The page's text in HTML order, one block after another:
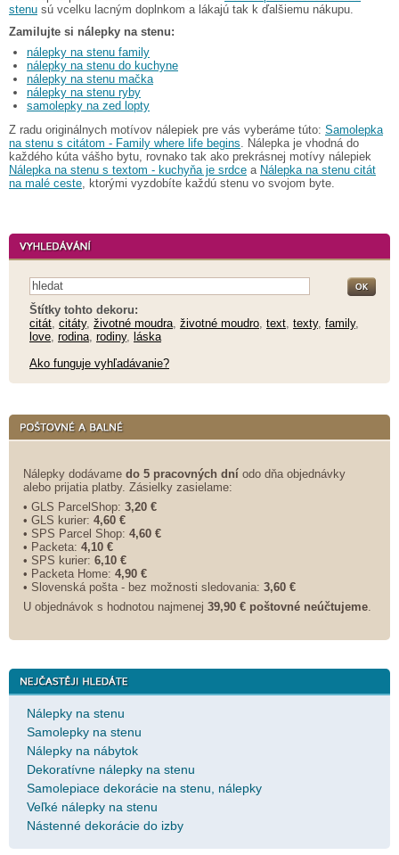
stenu sú vcelku lacným doplnkom a lákajú tak k ďalšiemu nákupu.
Zamilujte si nálepky na stenu:
nálepky na stenu family
nálepky na stenu do kuchyne
nálepky na stenu mačka
nálepky na stenu ryby
samolepky na zed lopty
Z radu originálnych motívov nálepiek pre vás vyberáme túto: Samolepka
na stenu s citátom - Family where life begins . Nálepka je vhodná do
každého kúta vášho bytu, rovnako tak ako prekrásnej motívy nálepiek
Nálepka na stenu s textom - kuchyňa je srdce a Nálepka na stenu citát
na malé ceste , ktorými vyzdobíte každú stenu vo svojom byte.
Štítky tohto dekoru:
citát citáty, životné moudra životné moudro text texty, family,
love rodina rodiny, láska
Ako funguje vyhľadávanie?
Nálepky dodávame do 5 pracovných dní odo dňa objednávky
alebo prijatia platby. Zásielky zasielame:
• GLS ParcelShop: 3,20 €
• GLS kurier: 4,60 €
• SPS Parcel Shop: 4,60 €
• Packeta: 4,10 €
• SPS kurier: 6,10 €
• Packeta Home: 4,90 €
• Slovenská pošta - bez možnosti sledovania: 3,60 €
U objednávok s hodnotou najmenej 39,90 € poštovné neúčtujeme
Nálepky na stenu
Samolepky na stenu
Nálepky na nábytok
Dekoratívne nálepky na stenu
Samolepiace dekorácie na stenu, nálepky
Veľké nálepky na stenu
Nástenné dekorácie do izby